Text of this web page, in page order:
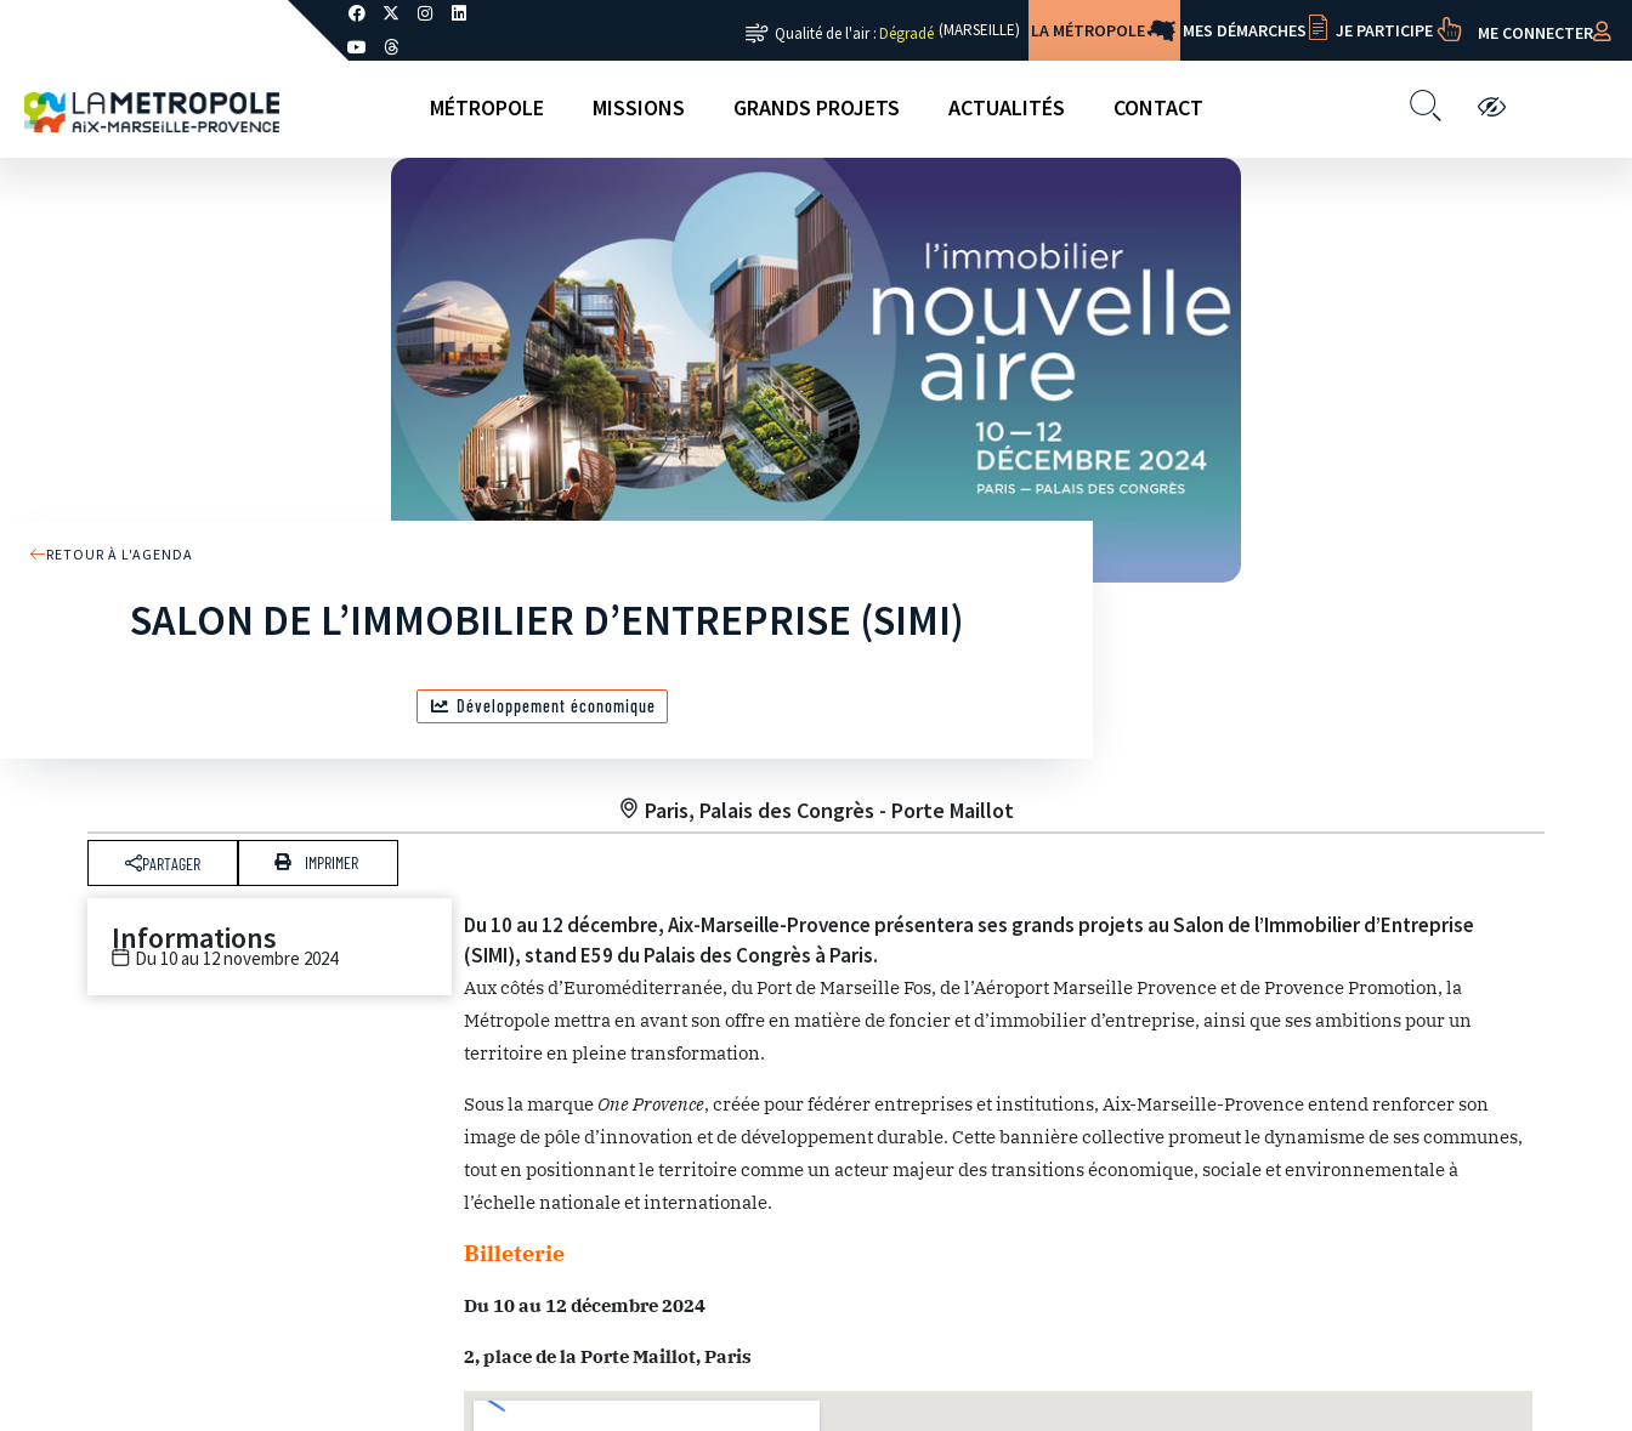
Qualité de l'air :Dégradé (MARSEILLE) LA MÉTROPOLE MES DÉMARCHES JE PARTICIPE ME CONNECTER
MÉTROPOLE MISSIONS GRANDS PROJETS ACTUALITÉS CONTACT
RETOUR À L'AGENDA
SALON DE L’IMMOBILIER D’ENTREPRISE (SIMI)
Développement économique
Paris, Palais des Congrès - Porte Maillot
PARTAGER IMPRIMER
Informations
Du 10 au 12 novembre 2024
Du 10 au 12 décembre, Aix-Marseille-Provence présentera ses grands projets au Salon de l’Immobilier d’Entreprise
(SIMI), stand E59 du Palais des Congrès à Paris.
Aux côtés d’Euroméditerranée, du Port de Marseille Fos, de l’Aéroport Marseille Provence et de Provence Promotion, la
Métropole mettra en avant son offre en matière de foncier et d’immobilier d’entreprise, ainsi que ses ambitions pour un
territoire en pleine transformation.
Sous la marqueOne Provence, créée pour fédérer entreprises et institutions, Aix-Marseille-Provence entend renforcer son
image de pôle d’innovation et de développement durable. Cette bannière collective promeut le dynamisme de ses communes,
tout en positionnant le territoire comme un acteur majeur des transitions économique, sociale et environnementale à
l’échelle nationale et internationale.
Billeterie
Du 10 au 12 décembre 2024
2, place de la Porte Maillot, Paris